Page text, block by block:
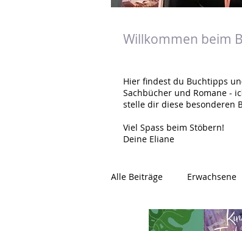
Willkommen beim
Hier findest du Buchtipps
Sachbücher und Romane -
stelle dir diese besonderen
Viel Spass beim Stöbern!
Deine Eliane
Alle Beiträge Erwachsene